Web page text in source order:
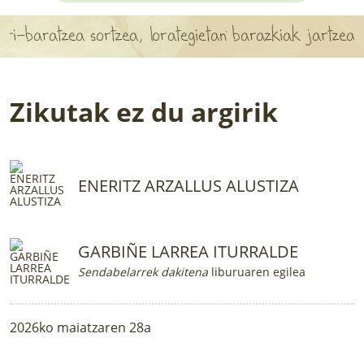
APARTEN MAPA
LURRERAKO BIDE LAGUN
HASI NAHI AL DUZU? 8 URRATS
SENDABELARRAK
ETXEKO LANDAREAK
LANDAREPEDIA
ALBISTEAK
sortzea, lorategietan barazkiak jartzea
Zikutak ez du argirik
ENERITZ ARZALLUS ALUSTIZA
GARBIÑE LARREA ITURRALDE
Sendabelarrek dakitena liburuaren egilea
2026ko maiatzaren 28a